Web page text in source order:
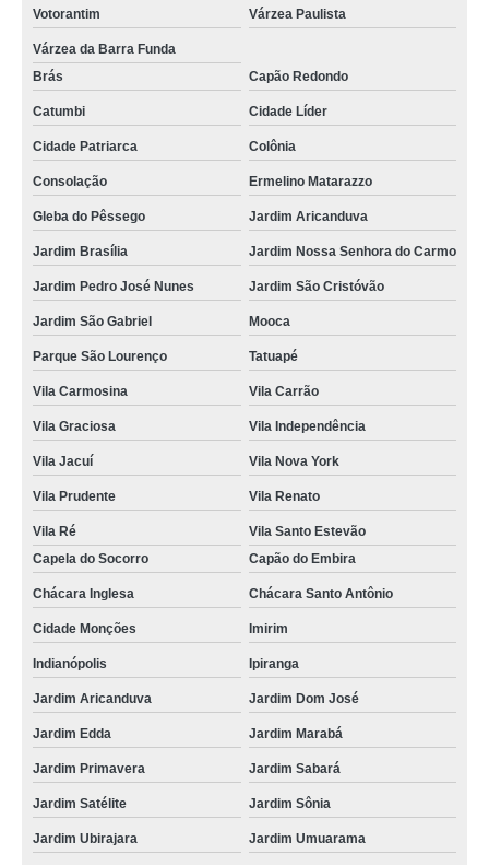
Votorantim Várzea Paulista
Várzea da Barra Funda
Brás
Capão Redondo
Catumbi Cidade Líder
Cidade Patriarca Colônia
Consolação Ermelino Matarazzo
Gleba do Pêssego Jardim Aricanduva
Jardim Brasília Jardim Nossa Senhora do Carmo
Jardim Pedro José Nunes Jardim São Cristóvão
Jardim São Gabriel Mooca
Parque São Lourenço Tatuapé
Vila Carmosina Vila Carrão
Vila Graciosa Vila Independência
Vila Jacuí Vila Nova York
Vila Prudente Vila Renato
Vila Ré
Vila Santo Estevão
Capela do Socorro
Capão do Embira
Chácara Inglesa Chácara Santo Antônio
Cidade Monções Imirim
Indianópolis Ipiranga
Jardim Aricanduva Jardim Dom José
Jardim Edda Jardim Marabá
Jardim Primavera Jardim Sabará
Jardim Satélite Jardim Sônia
Jardim Ubirajara Jardim Umuarama